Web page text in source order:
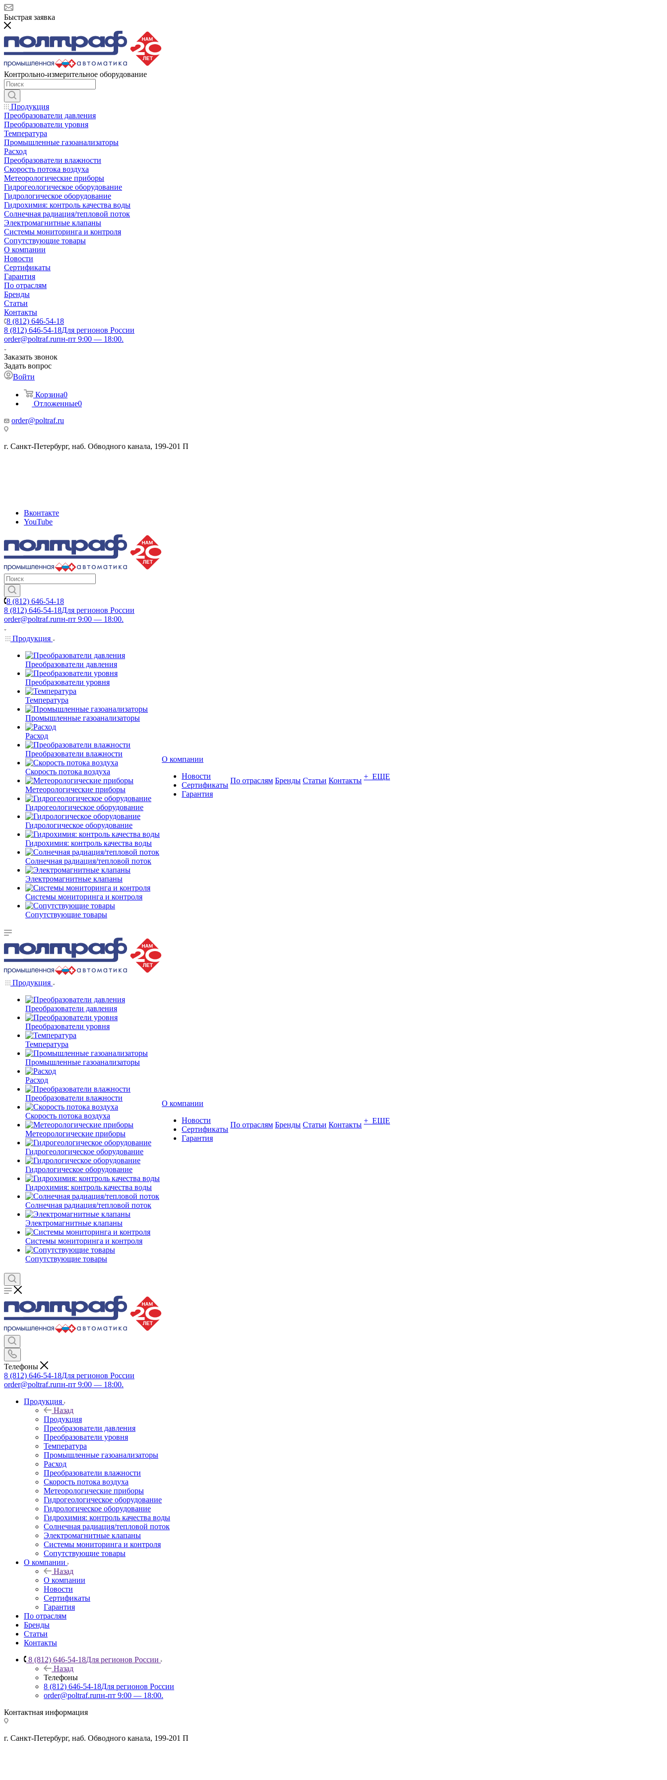
Быстрая заявка
Контрольно-измерительное оборудование
Продукция
Преобразователи давления
Преобразователи уровня
Температура
Промышленные газоанализаторы
Расход
Преобразователи влажности
Скорость потока воздуха
Метеорологические приборы
Гидрогеологическое оборудование
Гидрологическое оборудование
Гидрохимия: контроль качества воды
Солнечная радиация/тепловой поток
Электромагнитные клапаны
Системы мониторинга и контроля
Сопутствующие товары
О компании
Новости
Сертификаты
Гарантия
По отраслям
Бренды
Статьи
Контакты
8 (812) 646-54-18
8 (812) 646-54-18Для регионов России
order@poltraf.ruпн-пт 9:00 — 18:00.
Заказать звонок
Задать вопрос
Войти
Корзина0
Отложенные0
order@poltraf.ru
г. Санкт-Петербург, наб. Обводного канала, 199-201 П
Вконтакте
YouTube
8 (812) 646-54-18
8 (812) 646-54-18Для регионов России
order@poltraf.ruпн-пт 9:00 — 18:00.
Продукция
Преобразователи давления
Преобразователи уровня
Температура
Промышленные газоанализаторы
Расход
Преобразователи влажности
Скорость потока воздуха
Метеорологические приборы
Гидрогеологическое оборудование
Гидрологическое оборудование
Гидрохимия: контроль качества воды
Солнечная радиация/тепловой поток
Электромагнитные клапаны
Системы мониторинга и контроля
Сопутствующие товары
О компании
Новости
Сертификаты
Гарантия
По отраслям Бренды Статьи Контакты + ЕЩЕ
Продукция
Преобразователи давления
Преобразователи уровня
Температура
Промышленные газоанализаторы
Расход
Преобразователи влажности
Скорость потока воздуха
Метеорологические приборы
Гидрогеологическое оборудование
Гидрологическое оборудование
Гидрохимия: контроль качества воды
Солнечная радиация/тепловой поток
Электромагнитные клапаны
Системы мониторинга и контроля
Сопутствующие товары
О компании
Новости
Сертификаты
Гарантия
По отраслям Бренды Статьи Контакты + ЕЩЕ
Телефоны
8 (812) 646-54-18Для регионов России
order@poltraf.ruпн-пт 9:00 — 18:00.
Продукция
Назад
Продукция
Преобразователи давления
Преобразователи уровня
Температура
Промышленные газоанализаторы
Расход
Преобразователи влажности
Скорость потока воздуха
Метеорологические приборы
Гидрогеологическое оборудование
Гидрологическое оборудование
Гидрохимия: контроль качества воды
Солнечная радиация/тепловой поток
Электромагнитные клапаны
Системы мониторинга и контроля
Сопутствующие товары
О компании
Назад
О компании
Новости
Сертификаты
Гарантия
По отраслям
Бренды
Статьи
Контакты
8 (812) 646-54-18Для регионов России
Назад
Телефоны
8 (812) 646-54-18Для регионов России
order@poltraf.ruпн-пт 9:00 — 18:00.
Контактная информация
г. Санкт-Петербург, наб. Обводного канала, 199-201 П